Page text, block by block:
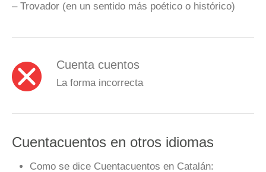
– Trovador (en un sentido más poético o histórico)
Cuenta cuentos
La forma incorrecta
Cuentacuentos en otros idiomas
Como se dice Cuentacuentos en Catalán: